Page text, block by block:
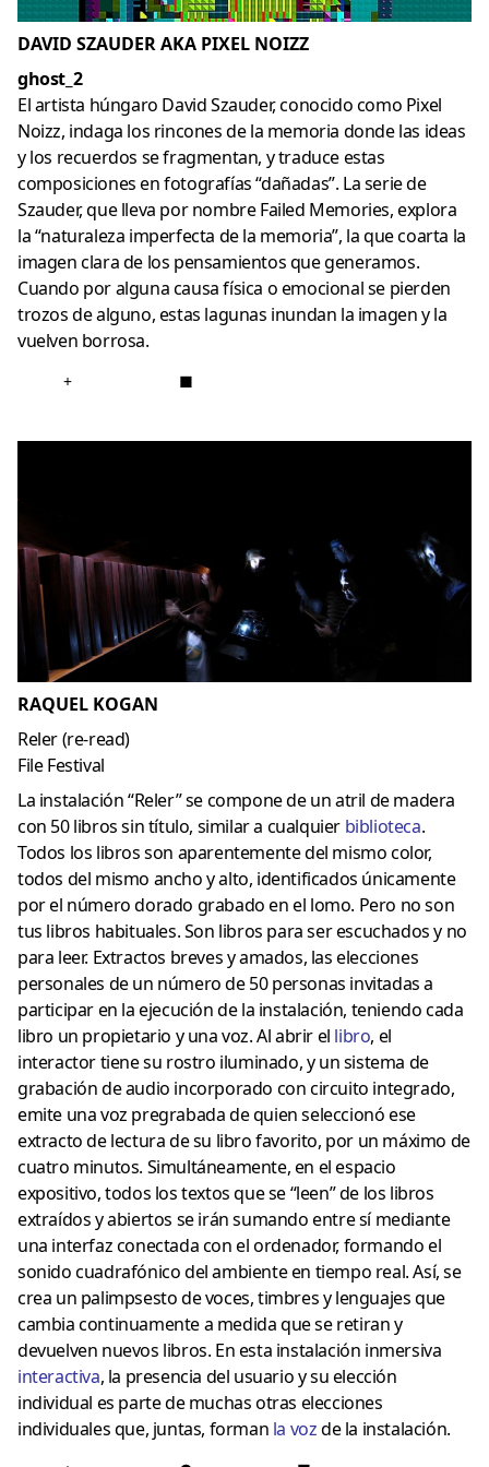
DAVID SZAUDER AKA PIXEL NOIZZ
ghost_2
El artista húngaro David Szauder, conocido como Pixel
Noizz, indaga los rincones de la memoria donde las ideas
y los recuerdos se fragmentan, y traduce estas
composiciones en fotografías “dañadas”. La serie de
Szauder, que lleva por nombre Failed Memories, explora
la “naturaleza imperfecta de la memoria”, la que coarta la
imagen clara de los pensamientos que generamos.
Cuando por alguna causa física o emocional se pierden
trozos de alguno, estas lagunas inundan la imagen y la
vuelven borrosa.
+ ■
RAQUEL KOGAN
Reler (re-read)
File Festival
La instalación “Reler” se compone de un atril de madera
con 50 libros sin título, similar a cualquier biblioteca.
Todos los libros son aparentemente del mismo color,
todos del mismo ancho y alto, identificados únicamente
por el número dorado grabado en el lomo. Pero no son
tus libros habituales. Son libros para ser escuchados y no
para leer. Extractos breves y amados, las elecciones
personales de un número de 50 personas invitadas a
participar en la ejecución de la instalación, teniendo cada
libro un propietario y una voz. Al abrir el libro, el
interactor tiene su rostro iluminado, y un sistema de
grabación de audio incorporado con circuito integrado,
emite una voz pregrabada de quien seleccionó ese
extracto de lectura de su libro favorito, por un máximo de
cuatro minutos. Simultáneamente, en el espacio
expositivo, todos los textos que se “leen” de los libros
extraídos y abiertos se irán sumando entre sí mediante
una interfaz conectada con el ordenador, formando el
sonido cuadrafónico del ambiente en tiempo real. Así, se
crea un palimpsesto de voces, timbres y lenguajes que
cambia continuamente a medida que se retiran y
devuelven nuevos libros. En esta instalación inmersiva
interactiva, la presencia del usuario y su elección
individual es parte de muchas otras elecciones
individuales que, juntas, forman la vozde la instalación.